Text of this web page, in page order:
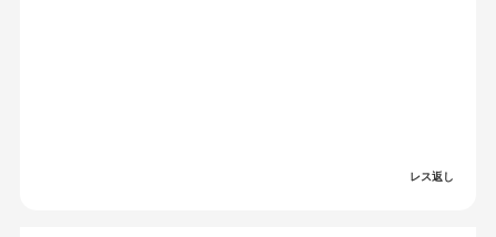
レス返し